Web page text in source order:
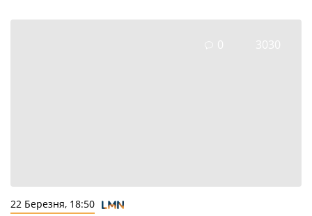
0 3030
22 Березня, 18:50